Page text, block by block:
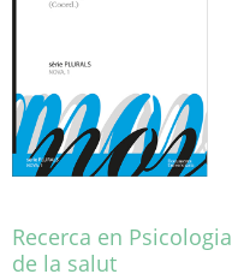
poden
la
pàgina
del
producte
Recerca en Psicologia
de la salut